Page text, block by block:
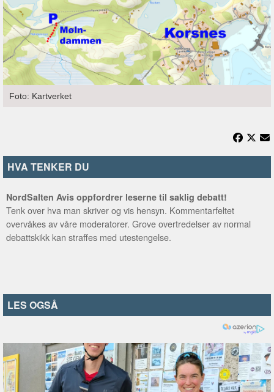
Foto: Kartverket
HVA TENKER DU
NordSalten Avis oppfordrer leserne til saklig debatt!
Tenk over hva man skriver og vis hensyn. Kommentarfeltet
overvåkes av våre moderatorer. Grove overtredelser av normal
debattskikk kan straffes med utestengelse.
LES OGSÅ